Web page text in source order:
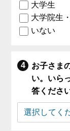
大学生
大学院生
いない
お子さま
い。いら
答くださ